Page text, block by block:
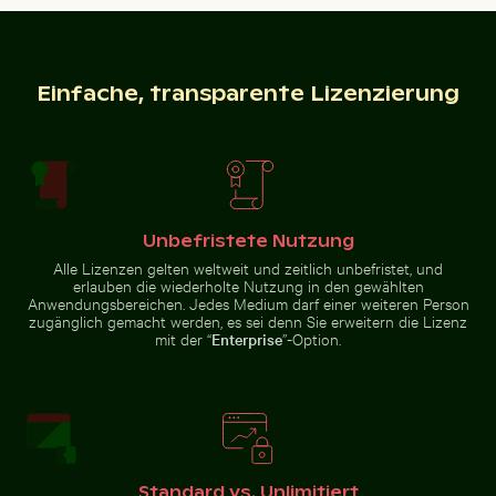
Mandarinenten im
Flugzeug über den Wolken
Runder Spiegel reflektiert
Pflanzen in sandiger Landschaft
Seeigel auf felsiger Küste mit
Meeresgischt
Sonnenuntergang über verlassenen Strandliegen
Sonnenuntergang über
verlassenen Strandliegen
Blick auf Joshua-Bäume in
Blick auf Joshua-Bäume in
Wüstenlandschaft
Berliner Fernsehturm bei Sonnenuntergang an der
Hafenleuchtfeuer bei
Einfache, transparente Lizenzierung
Unbefristete Nutzung
Alle Lizenzen gelten weltweit und zeitlich unbefristet, und
erlauben die wiederholte Nutzung in den gewählten
Anwendungsbereichen. Jedes Medium darf einer weiteren Person
zugänglich gemacht werden, es sei denn Sie erweitern die Lizenz
mit der “Enterprise”-Option.
Standard vs. Unlimitiert